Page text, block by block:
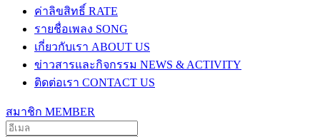
ค่าลิขสิทธิ์ RATE
รายชื่อเพลง SONG
เกี่ยวกับเรา ABOUT US
ข่าวสารและกิจกรรม NEWS & ACTIVITY
ติดต่อเรา CONTACT US
สมาชิก MEMBER